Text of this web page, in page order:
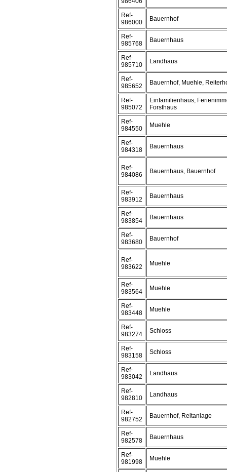
Ref-
986000
Bauernhof
Ref-
985768
Bauernhaus
Ref-
985710
Landhaus
Ref-
985652
Bauernhof, Muehle,
Ref-
985072
Einfamilienhaus,
Forsthaus
Ref-
984550
Muehle
Ref-
984318
Bauernhaus
Ref-
984086
Bauernhaus, Bauernhof
Ref-
983912
Bauernhaus
Ref-
983854
Bauernhaus
Ref-
983680
Bauernhof
Ref-
983622
Muehle
Ref-
983564
Muehle
Ref-
983448
Muehle
Ref-
983274
Schloss
Ref-
983158
Schloss
Ref-
983042
Landhaus
Ref-
982810
Landhaus
Ref-
982752
Bauernhof, Reitanlage
Ref-
982578
Bauernhaus
Ref-
981998
Muehle